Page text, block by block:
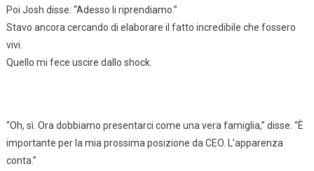
Poi Josh disse: “Adesso li riprendiamo.”
Stavo ancora cercando di elaborare il fatto incredibile che fossero
vivi.
Quello mi fece uscire dallo shock.
“Oh, sì. Ora dobbiamo presentarci come una vera famiglia,” disse. “È
importante per la mia prossima posizione da CEO. L’apparenza
conta.”